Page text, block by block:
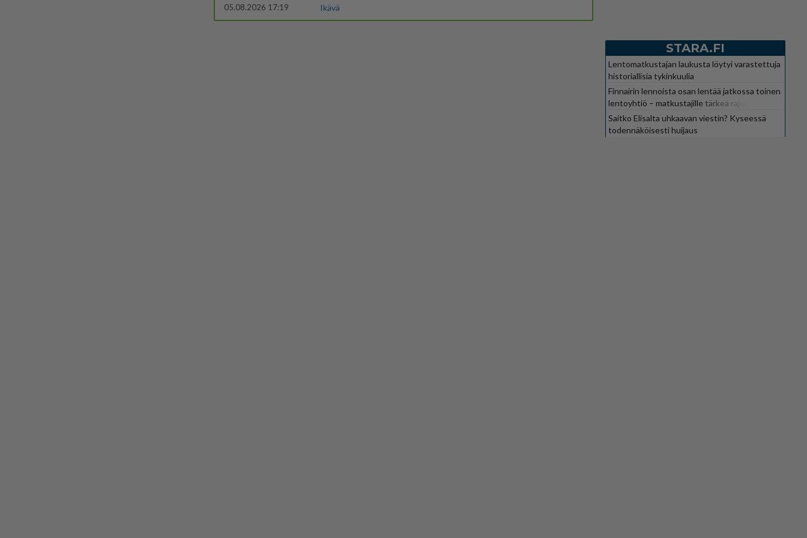
05.08.2026 17:19
Ikävä
STARA.FI
Lentomatkustajan laukusta löytyi varastettuja
historiallisia tykinkuulia
Finnairin lennoista osan lentää jatkossa toinen
lentoyhtiö – matkustajille tärkeä rajoitus
Saitko Elisalta uhkaavan viestin? Kyseessä
todennäköisesti huijaus